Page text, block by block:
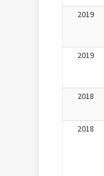
2019
2019
2018
2018